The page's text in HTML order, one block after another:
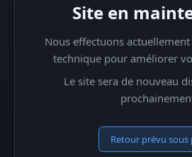
Site en
Nous effectuons
technique pour améliorer
Le site sera de nouveau
Retour prévu sous